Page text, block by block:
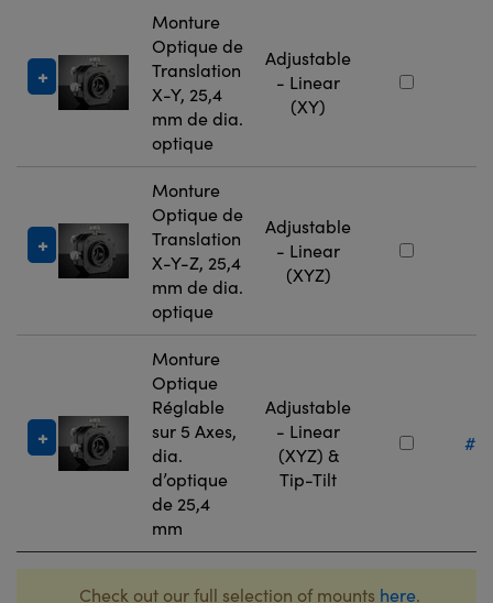
Monture
Optique de
Translation
X-Y, 25,4
mm de dia.
optique
Adjustable
- Linear
(XY)
Monture
Optique de
Translation
X-Y-Z, 25,4
mm de dia.
optique
Adjustable
- Linear
(XYZ)
Monture
Optique
Réglable
sur 5 Axes,
dia.
d’optique
de 25,4
mm
Adjustable
- Linear
(XYZ) &
Tip-Tilt
Check out our full selection of mounts here.